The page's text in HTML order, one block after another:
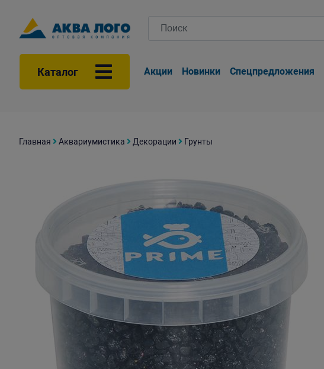
Каталог Акции Новинки Спецпредложения
Главная Аквариумистика Декорации Грунты